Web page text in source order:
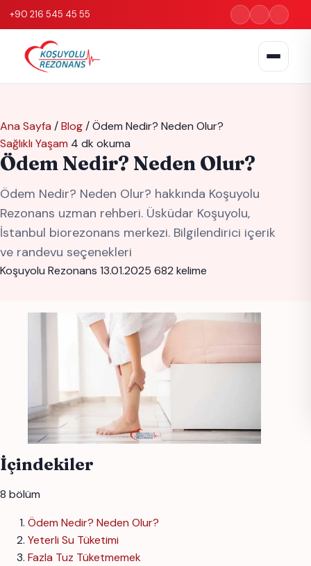
+90 216 545 45 55
Ana Sayfa /Blog/Ödem Nedir? Neden Olur?
Sağlıklı Yaşam 4 dk okuma
Ödem Nedir? Neden Olur?
Ödem Nedir? Neden Olur? hakkında Koşuyolu
Rezonans uzman rehberi. Üsküdar Koşuyolu,
İstanbul biorezonans merkezi. Bilgilendirici içerik
ve randevu seçenekleri
Koşuyolu Rezonans 13.01.2025 682 kelime
İçindekiler
8 bölüm
Ödem Nedir? Neden Olur?
Yeterli Su Tüketimi
Fazla Tuz Tüketmemek